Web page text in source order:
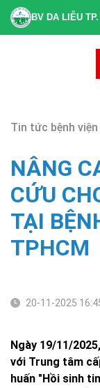
BV DA LIỄU
Tin tức bệnh viện
NÂNG
CỨU
TẠI
TPHCM
20-11-2025
Ngày 19/11/
với Trung tâm
huấn "Hồi sinh